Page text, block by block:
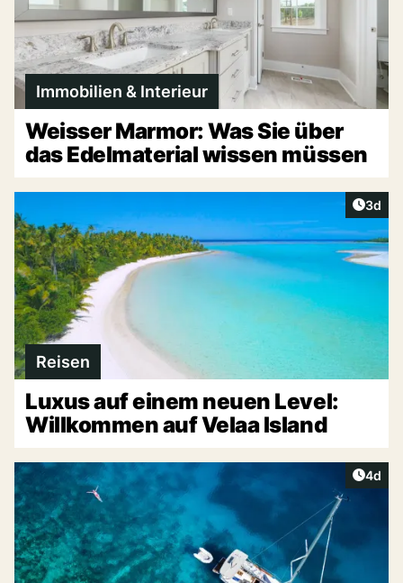
Immobilien & Interieur
Weisser Marmor: Was Sie über
das Edelmaterial wissen müssen
3d
Reisen
Luxus auf einem neuen Level:
Willkommen auf Velaa Island
4d